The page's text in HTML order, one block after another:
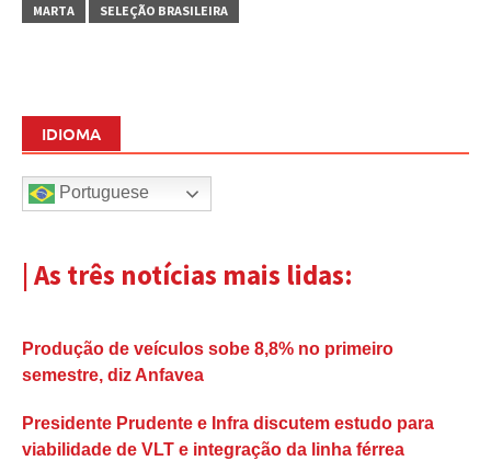
MARTA
SELEÇÃO BRASILEIRA
IDIOMA
Portuguese
| As três notícias mais lidas:
Produção de veículos sobe 8,8% no primeiro
semestre, diz Anfavea
Presidente Prudente e Infra discutem estudo para
viabilidade de VLT e integração da linha férrea